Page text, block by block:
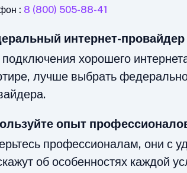
: 8 (800) 505-88-41
интернет-провайдер
хорошего
лучше выбрать
опыт
профессионалам, они с
об особенностях каждой